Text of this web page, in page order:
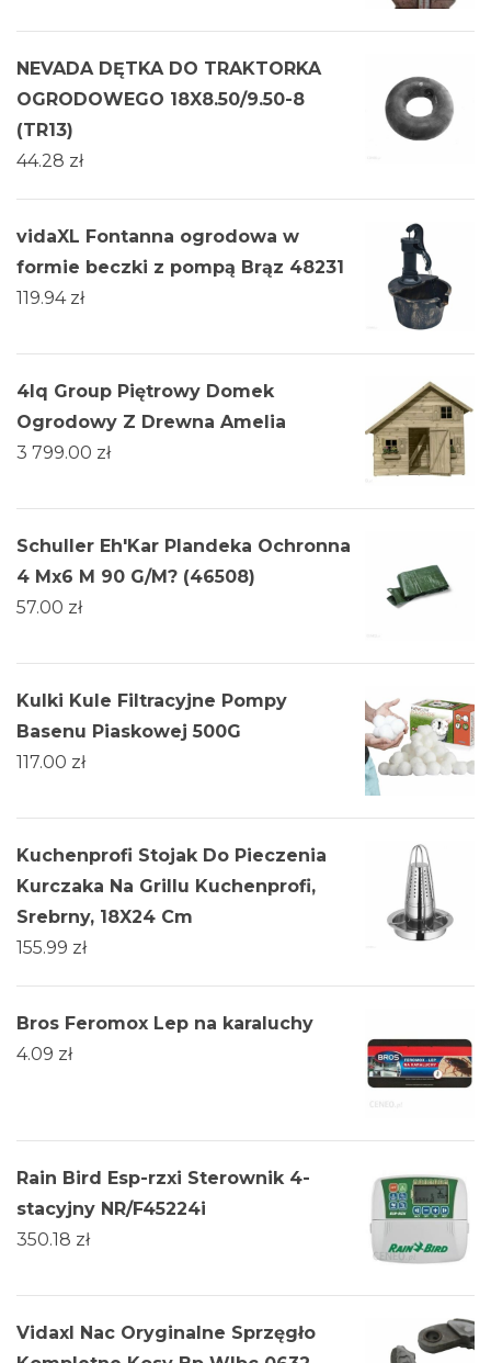
NEVADA DĘTKA DO TRAKTORKA
OGRODOWEGO 18X8.50/9.50-8
(TR13)
44.28 zł
vidaXL Fontanna ogrodowa w
formie beczki z pompą Brąz 48231
119.94 zł
4Iq Group Piętrowy Domek
Ogrodowy Z Drewna Amelia
3 799.00 zł
Schuller Eh'Kar Plandeka Ochronna
4 Mx6 M 90 G/M? (46508)
57.00 zł
Kulki Kule Filtracyjne Pompy
Basenu Piaskowej 500G
117.00 zł
Kuchenprofi Stojak Do Pieczenia
Kurczaka Na Grillu Kuchenprofi,
Srebrny, 18X24 Cm
155.99 zł
Bros Feromox Lep na karaluchy
4.09 zł
Rain Bird Esp-rzxi Sterownik 4-
stacyjny NR/F45224i
350.18 zł
Vidaxl Nac Oryginalne Sprzęgło